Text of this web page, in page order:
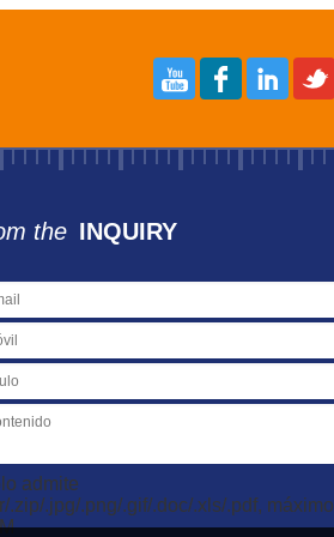
the INQUIRY
admite
.zip/.jpg/.png/.gif/.doc/.xls/.pdf, máximo